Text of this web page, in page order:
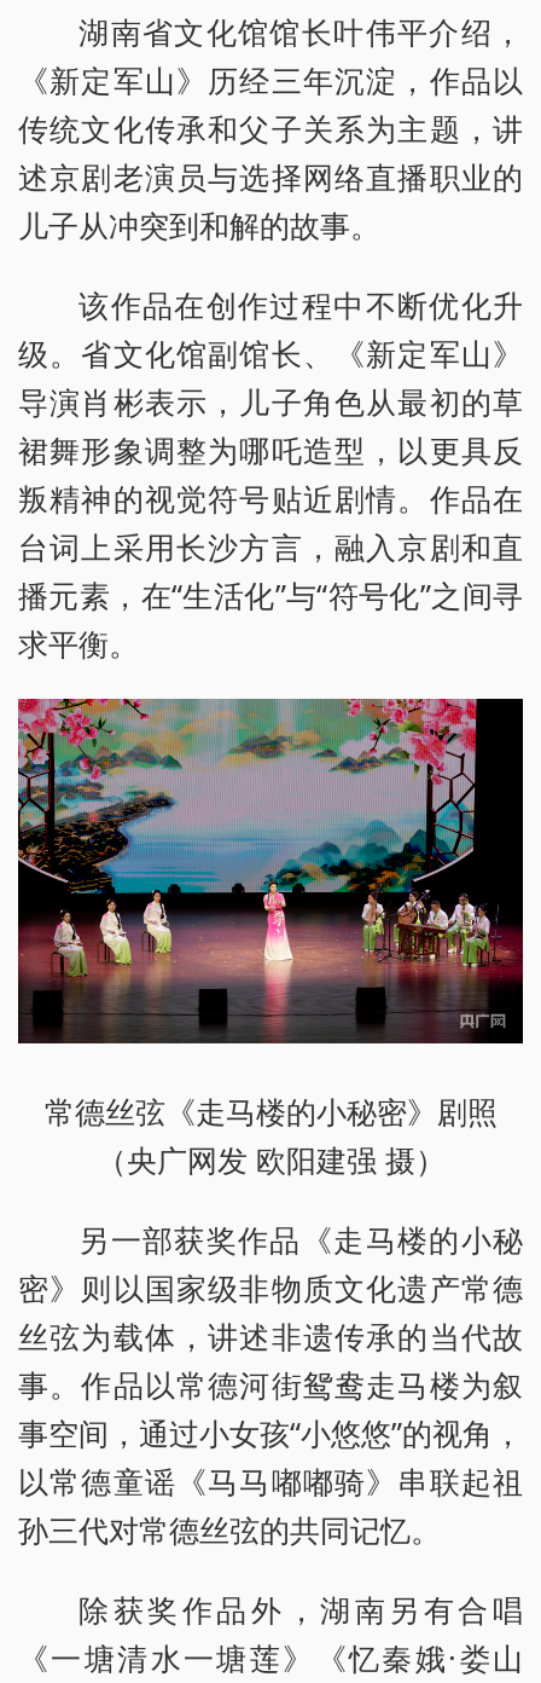
湖南省文化馆馆长叶伟平介绍，
《新定军山》历经三年沉淀，作品以
传统文化传承和父子关系为主题，讲
述京剧老演员与选择网络直播职业的
儿子从冲突到和解的故事。
该作品在创作过程中不断优化升
级。省文化馆副馆长、《新定军山》
导演肖彬表示，儿子角色从最初的草
裙舞形象调整为哪吒造型，以更具反
叛精神的视觉符号贴近剧情。作品在
台词上采用长沙方言，融入京剧和直
播元素，在“生活化”与“符号化”之间寻
求平衡。
常德丝弦《走马楼的小秘密》剧照
（央广网发 欧阳建强 摄）
另一部获奖作品《走马楼的小秘
密》则以国家级非物质文化遗产常德
丝弦为载体，讲述非遗传承的当代故
事。作品以常德河街鸳鸯走马楼为叙
事空间，通过小女孩“小悠悠”的视角，
以常德童谣《马马嘟嘟骑》串联起祖
孙三代对常德丝弦的共同记忆。
除获奖作品外，湖南另有合唱
《一塘清水一塘莲》《忆秦娥·娄山